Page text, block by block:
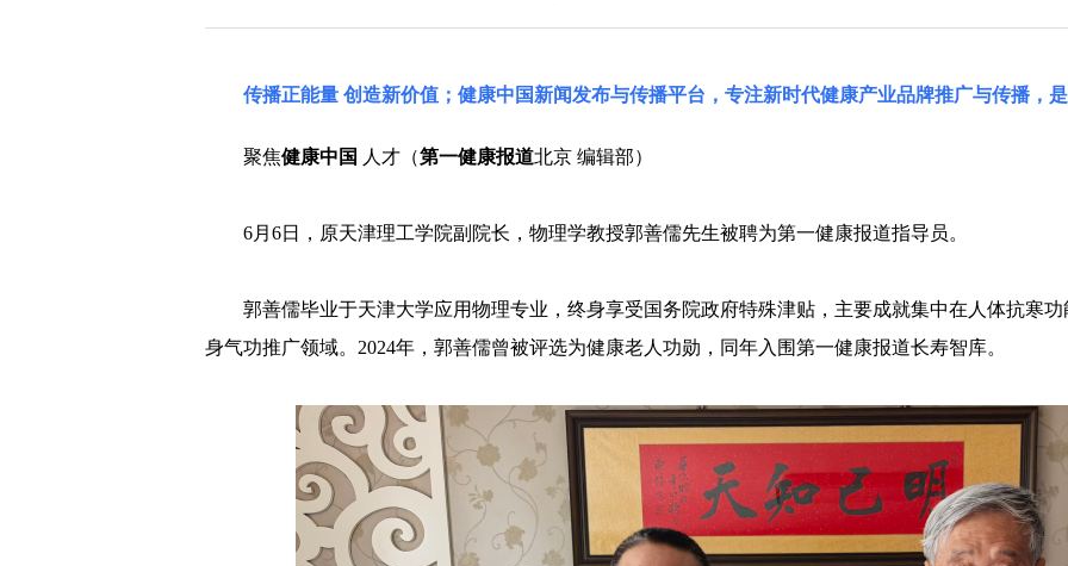
传播正能量 创造新价值；健康中国新闻发布与传播平台，专注新时代健康产业品牌推广与传播，是
聚焦健康中国 人才（第一健康报道北京 编辑部）
6月6日，原天津理工学院副院长，物理学教授郭善儒先生被聘为第一健康报道指导员。
郭善儒毕业于天津大学应用物理专业，终身享受国务院政府特殊津贴，主要成就集中在人体抗寒
身气功推广领域。2024年，郭善儒曾被评选为健康老人功勋，同年入围第一健康报道长寿智库。